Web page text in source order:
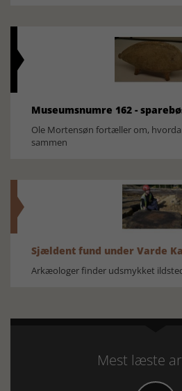
Museumsnumre 162 -
Ole Mortensøn fortæller om,
sammen
Sjældent fund under Varde
Arkæologer finder udsmykket
Mest læste